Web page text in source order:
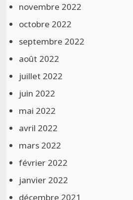
novembre 2022
octobre 2022
septembre 2022
août 2022
juillet 2022
juin 2022
mai 2022
avril 2022
mars 2022
février 2022
janvier 2022
décembre 2021